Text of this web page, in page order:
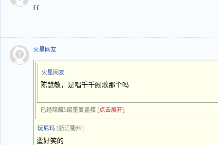
f f
火星网友
火星网友
陈慧敏，是唱千千阙歌那个吗
已经隐藏5层重复盖楼 [点击展开]
玩尼玛 [浙江衢州]
蛮好笑的